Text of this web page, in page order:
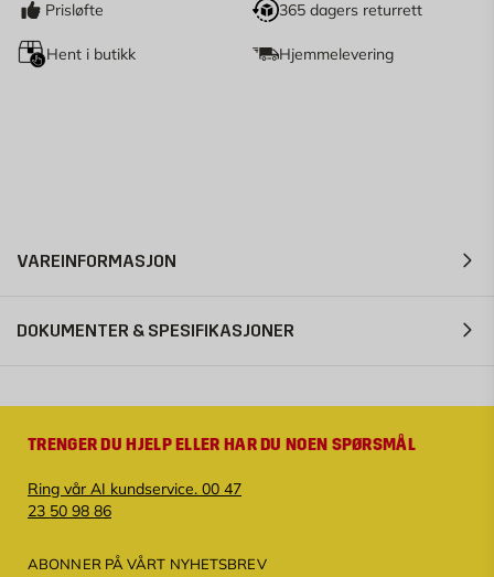
Prisløfte 365 dagers returrett
Hent i butikk Hjemmelevering
VAREINFORMASJON
DOKUMENTER & SPESIFIKASJONER
TRENGER DU HJELP ELLER HAR DU NOEN SPØRSMÅL
Ring vår AI kundservice. 00 47
23 50 98 86
ABONNER PÅ VÅRT NYHETSBREV